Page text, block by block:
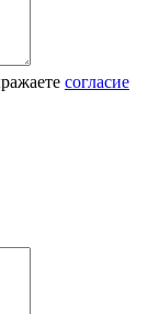
согласие